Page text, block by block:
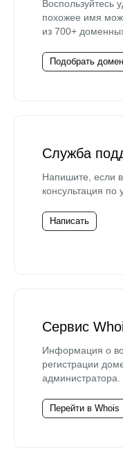
похожее имя
из 700+
Подобрать домен
Служба
Напишите, если
консультация по
Написать
Сервис
Информация о
регистрации
администратора.
Перейти в Whois